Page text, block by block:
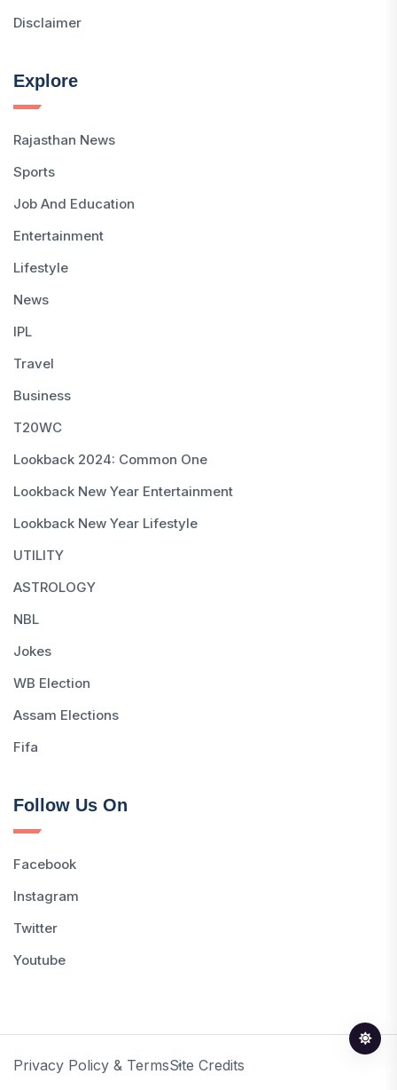
Disclaimer
Explore
Rajasthan News
Sports
Job And Education
Entertainment
Lifestyle
News
IPL
Travel
Business
T20WC
Lookback 2024: Common One
Lookback New Year Entertainment
Lookback New Year Lifestyle
UTILITY
ASTROLOGY
NBL
Jokes
WB Election
Assam Elections
Fifa
Follow Us On
Facebook
Instagram
Twitter
Youtube
Privacy Policy & TermsSite Credits